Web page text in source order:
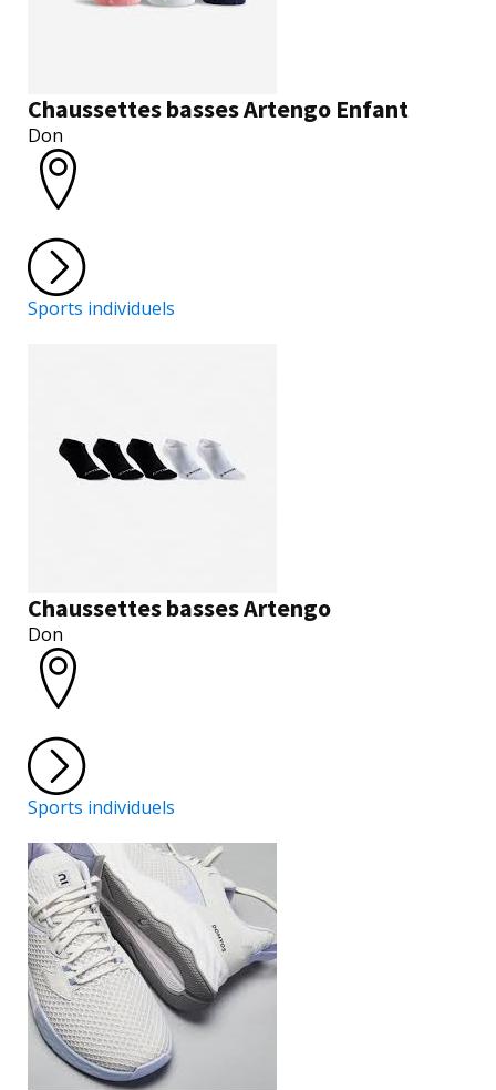
Chaussettes basses Artengo Enfant
Don
Sports individuels
Chaussettes basses Artengo
Don
Sports individuels